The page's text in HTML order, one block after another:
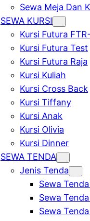
Sewa Meja Dan
SEWA KURSI
Kursi Futura
Kursi Futura Test
Kursi Futura Raja
Kursi Kuliah
Kursi Cross Back
Kursi Tiffany
Kursi Anak
Kursi Olivia
Kursi Dinner
SEWA TENDA
Jenis Tenda
Sewa
Sewa
Sewa